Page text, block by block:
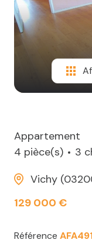
Appartement
4 pièce(s)
3
Vichy
129 000 €
Référence